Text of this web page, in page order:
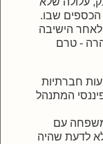
הכספים שבו.
לאחר הישיבה
- טרם
חברתיות
המתנהל
עם
לדעת שהיה